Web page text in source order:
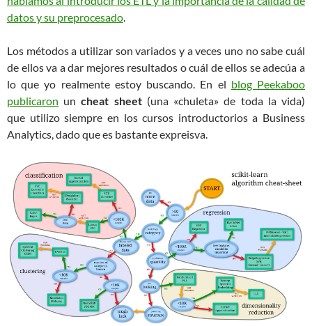
datos y su preprocesado.
Los métodos a utilizar son variados y a veces uno no sabe cuál
de ellos va a dar mejores resultados o cuál de ellos se adecúa a
lo que yo realmente estoy buscando. En el blog Peekaboo
publicaron uncheat sheet(una «chuleta» de toda la vida)
que utilizo siempre en los cursos introductorios a Business
Analytics, dado que es bastante expreisva.